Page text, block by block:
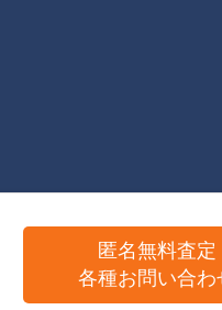
匿名無料査定
各種お問い合わ